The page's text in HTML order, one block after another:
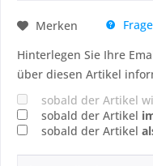
Merken
Hinterlegen Sie Ihre
über diesen Artikel
sobald der Artikel
sobald der Artikel
sobald der Artikel